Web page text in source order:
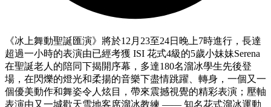
《冰上舞動聖誕匯演》將於12月23至24日晚上7時進行，長達
超過一小時的表演由已經考獲 ISI 花式4級的5歲小妹妹Serena
在聖誕老人的陪同下揭開序幕，多達180名溜冰學生先後登
場，在閃爍的燈光和柔揚的音樂下盡情跳躍、轉身，一個又一
個優美動作和舞姿令人炫目，帶來震撼視覺的精彩表演；壓軸
表演由又一城歡天雪地客席溜冰教練 —— 知名花式溜冰運動